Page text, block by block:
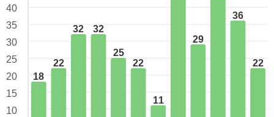
18
22
32 32
25
22
11
29
36
22
40
35
30
25
20
15
10